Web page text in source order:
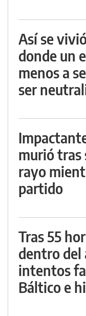
Así se
donde un
menos a
ser
murió tras
rayo
partido
Tras 55
dentro del
intentos
Báltico e